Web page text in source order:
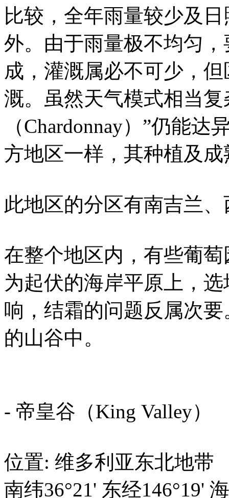
比较，全年雨量较少及
外。由于雨量极不均匀
成，灌溉属必不可少，
溉。虽然天气模式相当
（Chardonnay）”仍能
方地区一样，其种植及
此地区的分区有南吉兰
在整个地区内，有些葡
为起伏的海岸平原上，
响，结霜的问题反属次
的山谷中。
- 帝皇谷（King Valley）
位置: 维多利亚东北地带
南纬36°21' 东经146°19'